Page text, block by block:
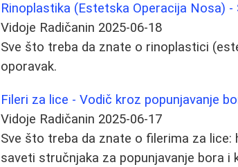
Rinoplastika (Estetska Operacija Nosa)
Vidoje Radičanin 2025-06-18
Sve što treba da znate o rinoplastici
oporavak.
Fileri za lice - Vodič kroz popunjavanje
Vidoje Radičanin 2025-06-17
Sve što treba da znate o filerima za
saveti stručnjaka za popunjavanje bora i